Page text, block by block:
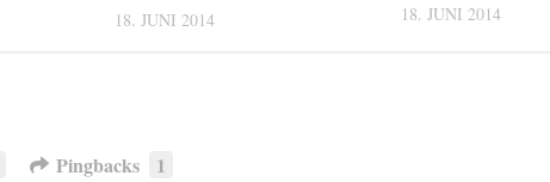
18. JUNI 2014 18. JUNI 2014
Pingbacks 1